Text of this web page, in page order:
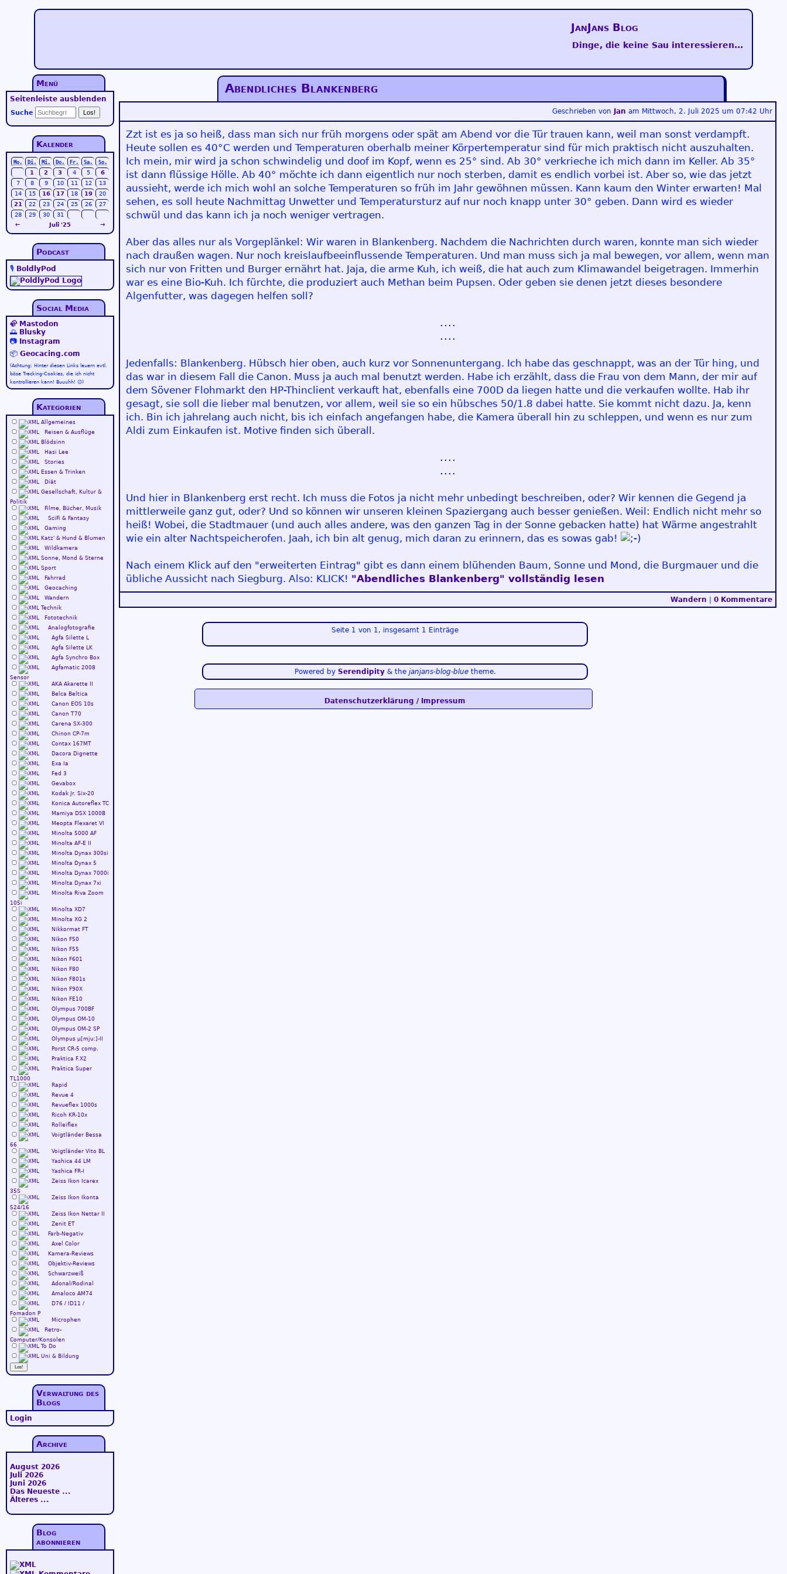
JanJans Blog
Dinge, die keine Sau interessieren...
Suche
Abendliches Blankenberg
Geschrieben von Jan am Mittwoch, 2. Juli 2025 um 07:42 Uhr
Zzt ist es ja so heiß, dass man sich nur früh morgens oder spät am Abend vor die Tür trauen kann, weil man sonst verdampft.
Heute sollen es 40°C werden und Temperaturen oberhalb meiner Körpertemperatur sind für mich praktisch nicht auszuhalten.
Ich mein, mir wird ja schon schwindelig und doof im Kopf, wenn es 25° sind. Ab 30° verkrieche ich mich dann im Keller. Ab 35°
ist dann flüssige Hölle. Ab 40° möchte ich dann eigentlich nur noch sterben, damit es endlich vorbei ist. Aber so, wie das jetzt
aussieht, werde ich mich wohl an solche Temperaturen so früh im Jahr gewöhnen müssen. Kann kaum den Winter erwarten! Mal
sehen, es soll heute Nachmittag Unwetter und Temperatursturz auf nur noch knapp unter 30° geben. Dann wird es wieder
schwül und das kann ich ja noch weniger vertragen.
Aber das alles nur als Vorgeplänkel: Wir waren in Blankenberg. Nachdem die Nachrichten durch waren, konnte man sich wieder
nach draußen wagen. Nur noch kreislaufbeeinflussende Temperaturen. Und man muss sich ja mal bewegen, vor allem, wenn man
sich nur von Fritten und Burger ernährt hat. Jaja, die arme Kuh, ich weiß, die hat auch zum Klimawandel beigetragen. Immerhin
war es eine Bio-Kuh. Ich fürchte, die produziert auch Methan beim Pupsen. Oder geben sie denen jetzt dieses besondere
Algenfutter, was dagegen helfen soll?
Jedenfalls: Blankenberg. Hübsch hier oben, auch kurz vor Sonnenuntergang. Ich habe das geschnappt, was an der Tür hing, und
das war in diesem Fall die Canon. Muss ja auch mal benutzt werden. Habe ich erzählt, dass die Frau von dem Mann, der mir auf
dem Sövener Flohmarkt den HP-Thinclient verkauft hat, ebenfalls eine 700D da liegen hatte und die verkaufen wollte. Hab ihr
gesagt, sie soll die lieber mal benutzen, vor allem, weil sie so ein hübsches 50/1.8 dabei hatte. Sie kommt nicht dazu. Ja, kenn
ich. Bin ich jahrelang auch nicht, bis ich einfach angefangen habe, die Kamera überall hin zu schleppen, und wenn es nur zum
Aldi zum Einkaufen ist. Motive finden sich überall.
Und hier in Blankenberg erst recht. Ich muss die Fotos ja nicht mehr unbedingt beschreiben, oder? Wir kennen die Gegend ja
mittlerweile ganz gut, oder? Und so können wir unseren kleinen Spaziergang auch besser genießen. Weil: Endlich nicht mehr so
heiß! Wobei, die Stadtmauer (und auch alles andere, was den ganzen Tag in der Sonne gebacken hatte) hat Wärme angestrahlt
wie ein alter Nachtspeicherofen. Jaah, ich bin alt genug, mich daran zu erinnern, das es sowas gab!
Nach einem Klick auf den "erweiterten Eintrag" gibt es dann einem blühenden Baum, Sonne und Mond, die Burgmauer und die
übliche Aussicht nach Siegburg. Also: KLICK! "Abendliches Blankenberg" vollständig lesen
Wandern | 0 Kommentare
Seite 1 von 1, insgesamt 1 Einträge
Menü
Seitenleiste ausblenden
Kalender
Mo. Di. Mi. Do. Fr. Sa. So.
← Juli '25 →
1 2 3 4 5
6
7
8 9 10 11 12
13
14
15 16 17 18 19
20
21
22 23 24 25 26
27
28
29 30 31
Podcast
🎙️ BoldlyPod
Social Media
🦣 Mastodon
🌅 Blusky
📷
Instagram
📦 Geocacing.com
(Achtung: Hinter diesen Links lauern evtl.
böse Tracking-Cookies, die ich nicht
kontrollieren kann! Buuuhh! 😉)
Kategorien
Allgemeines
Reisen & Ausflüge
Blödsinn
Hasi Lee
Stories
Essen & Trinken
Diät
Gesellschaft, Kultur &
Politik
Filme, Bücher, Musik
SciFi & Fantasy
Gaming
Katz' & Hund & Blumen
Wildkamera
Sonne, Mond & Sterne
Sport
Fahrrad
Geocaching
Wandern
Technik
Fototechnik
Analogfotografie
Agfa Silette L
Agfa Silette LK
Agfa Synchro Box
Agfamatic 2008
Sensor
AKA Akarette II
Belca Beltica
Canon EOS 10s
Canon T70
Carena SX-300
Chinon CP-7m
Contax 167MT
Dacora Dignette
Exa Ia
Fed 3
Gevabox
Kodak Jr. Six-20
Konica Autoreflex TC
Mamiya DSX 1000B
Meopta Flexaret VI
Minolta 5000 AF
Minolta AF-E II
Minolta Dynax 300si
Minolta Dynax 5
Minolta Dynax 7000i
Minolta Dynax 7xi
Minolta Riva Zoom
105i
Minolta XD7
Minolta XG 2
Nikkormat FT
Nikon F50
Nikon F55
Nikon F601
Nikon F80
Nikon F801s
Nikon F90X
Nikon FE10
Olympus 700BF
Olympus OM-10
Olympus OM-2 SP
Olympus µ[mju:]-II
Porst CR-5 comp.
Praktica F.X2
Praktica Super
TL1000
Rapid
Revue 4
Revueflex 1000s
Ricoh KR-10x
Rolleiflex
Voigtländer Bessa
66
Voigtländer Vito BL
Yashica 44 LM
Yashica FR-I
Zeiss Ikon Icarex
35S
Zeiss Ikon Ikonta
524/16
Zeiss Ikon Nettar II
Zenit ET
Farb-Negativ
Axel Color
Kamera-Reviews
Objektiv-Reviews
Schwarzweiß
Adonal/Rodinal
Amaloco AM74
D76 / ID11 /
Fomadon P
Microphen
Retro-
Computer/Konsolen
To Do
Uni & Bildung
Verwaltung des
Blogs
Login
Archive
August 2026
Juli 2026
Juni 2026
Das Neueste ...
Älteres ...
Blog
abonnieren
Powered by Serendipity& the janjans-blog-bluetheme.
Datenschutzerklärung / Impressum